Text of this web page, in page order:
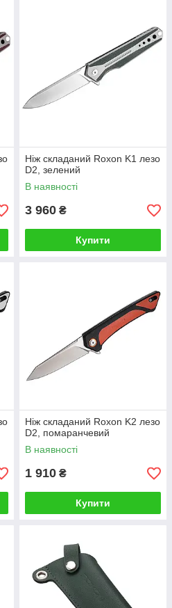
Ніж складаний Roxon K1 лезо
D2, зелений
В наявності
3 960 ₴
Купити
Ніж складаний Roxon K2 лезо
D2, помаранчевий
В наявності
1 910 ₴
Купити